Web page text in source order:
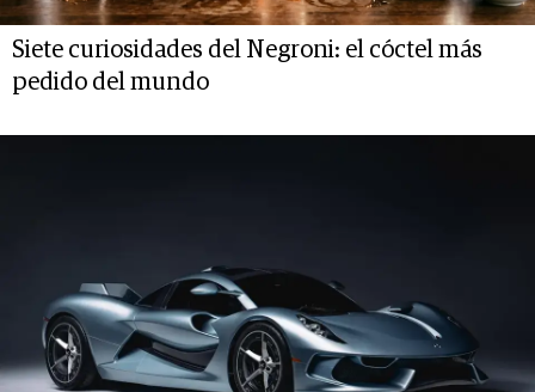
Siete curiosidades del Negroni: el cóctel más
pedido del mundo